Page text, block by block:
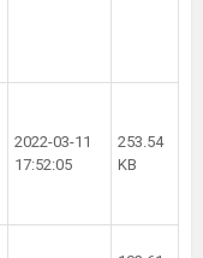
2022-03-11
17:52:05
253.54
KB